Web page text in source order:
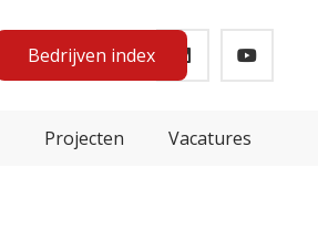
Bedrijven index
Projecten Vacatures